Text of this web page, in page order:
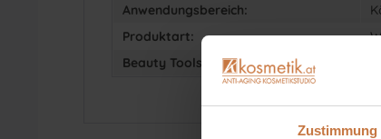
Zustimmung
Anwendungsbereich:
Produktart:
Beauty Tools: